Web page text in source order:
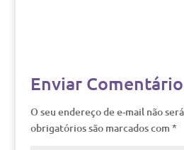
Enviar Comentário
O seu endereço de e-mail não
obrigatórios são marcados com *